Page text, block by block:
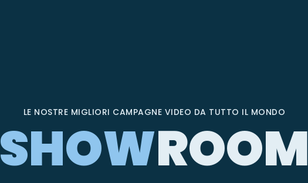
LE NOSTRE MIGLIORI CAMPAGNE VIDEO DA TUTTO IL MONDO
SHOWROOM